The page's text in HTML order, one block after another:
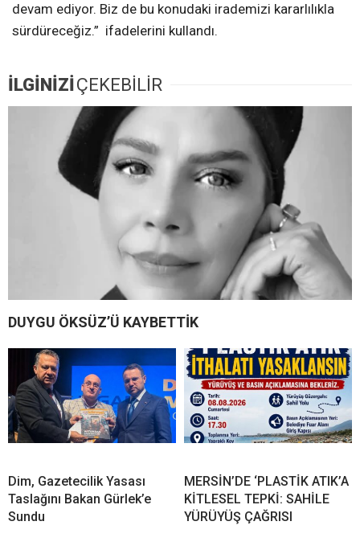
devam ediyor. Biz de bu konudaki irademizi kararlılıkla
sürdüreceğiz.” ifadelerini kullandı.
İLGİNİZİ ÇEKEBİLİR
DUYGU ÖKSÜZ’Ü KAYBETTİK
Dim, Gazetecilik Yasası
Taslağını Bakan Gürlek’e
Sundu
MERSİN’DE ‘PLASTİK ATIK’A
KİTLESEL TEPKİ: SAHİLE
YÜRÜYÜŞ ÇAĞRISI